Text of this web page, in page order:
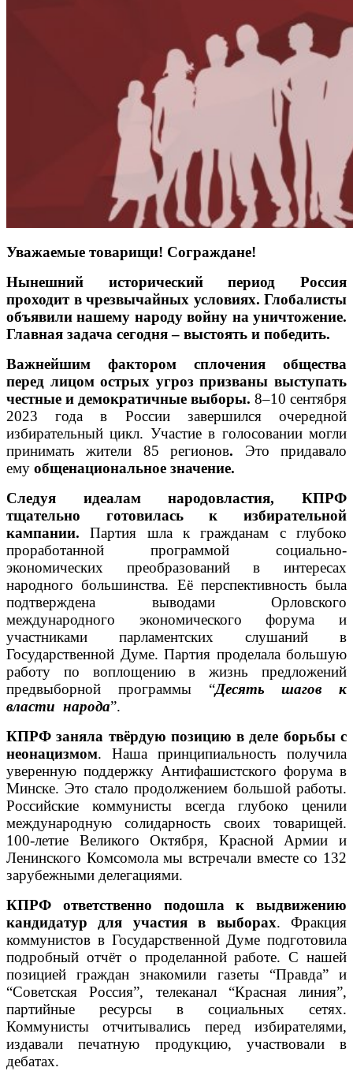
Уважаемые товарищи! Сограждане!
Нынешний исторический период Россия
проходит в чрезвычайных условиях. Глобалисты
объявили нашему народу войну на уничтожение.
Главная задача сегодня– выстоять и победить.
Важнейшим фактором сплочения общества
перед лицом острых угроз призваны выступать
честные и демократичные выборы. 8–10 сентября
2023 года в России завершился очередной
избирательный цикл. Участие в голосовании могли
принимать жители 85 регионов. Это придавало
ему общенациональное значение.
Следуя идеалам народовластия, КПРФ
тщательно готовилась к избирательной
кампании.Партия шла к гражданам с глубоко
проработанной программой социально-
экономических преобразований в интересах
народного большинства. Её перспективность была
подтверждена выводами Орловского
международного экономического форума и
участниками парламентских слушаний в
Государственной Думе. Партия проделала большую
работу по воплощению в жизнь предложений
предвыборной программы “Десять шагов к
власти народа”.
КПРФ заняла твёрдую позицию в деле борьбы с
неонацизмом. Наша принципиальность получила
уверенную поддержку Антифашистского форума в
Минске. Это стало продолжением большой работы.
Российские коммунисты всегда глубоко ценили
международную солидарность своих товарищей.
100-летие Великого Октября, Красной Армии и
Ленинского Комсомола мы встречали вместе со 132
зарубежными делегациями.
КПРФ ответственно подошла к выдвижению
кандидатур для участия в выборах. Фракция
коммунистов в Государственной Думе подготовила
подробный отчёт о проделанной работе. С нашей
позицией граждан знакомили газеты “Правда” и
“Советская Россия”, телеканал “Красная линия”,
партийные ресурсы в социальных сетях.
Коммунисты отчитывались перед избирателями,
издавали печатную продукцию, участвовали в
дебатах.